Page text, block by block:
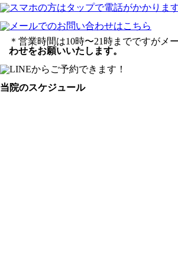
＊営業時間は10時〜21時までですがメ
わせをお願いいたします。
当院のスケジュール